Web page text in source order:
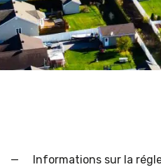
— Informations sur la